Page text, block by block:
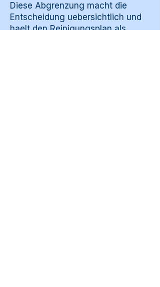
Diese Abgrenzung macht die
Entscheidung uebersichtlich und
haelt den Reinigungsplan als